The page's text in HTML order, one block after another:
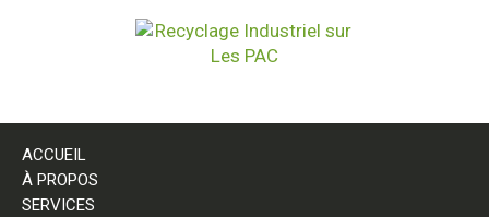
ACCUEIL
À PROPOS
SERVICES